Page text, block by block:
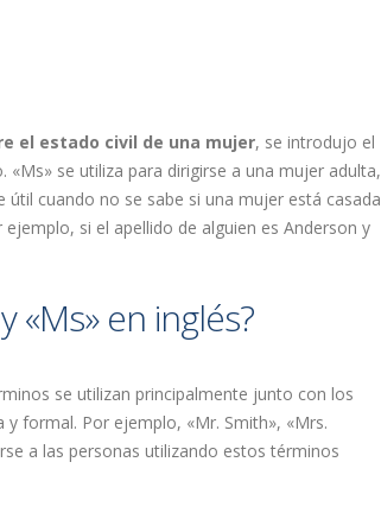
el estado civil de una mujer, se introdujo el
se utiliza para dirigirse a una mujer adulta,
cuando no se sabe si una mujer está casada
si el apellido de alguien es Anderson y
«Ms» en inglés?
se utilizan principalmente junto con los
formal. Por ejemplo, «Mr. Smith», «Mrs.
a las personas utilizando estos términos